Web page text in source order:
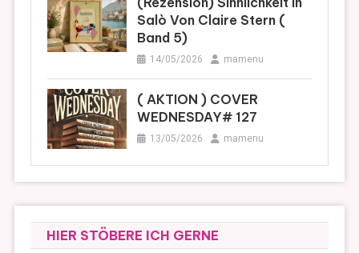
Salò Von Claire Stern (
Band 5)
14/05/2026 mamenu
( AKTION ) COVER
WEDNESDAY# 127
13/05/2026 mamenu
HIER STÖBERE ICH GERNE